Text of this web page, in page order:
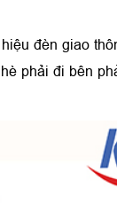
đèn giao
phải đi bên